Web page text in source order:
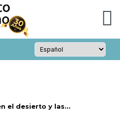
el desierto y las...